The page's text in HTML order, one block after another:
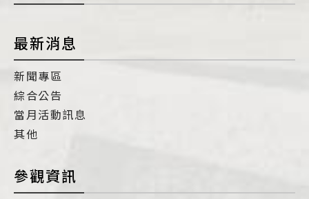
最新消息
新聞專區
綜合公告
當月活動訊息
其他
參觀資訊